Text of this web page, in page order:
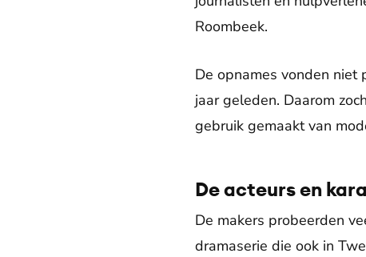
Roombeek.
De opnames vonden niet
jaar geleden. Daarom
gebruik gemaakt van
De acteurs en
De makers probeerden
dramaserie die ook in